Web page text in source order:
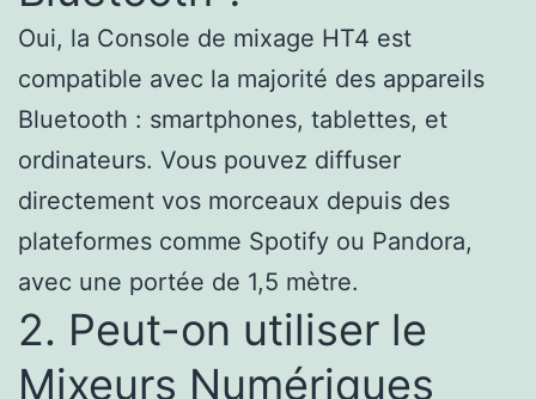
Oui, la Console de mixage HT4 est
compatible avec la majorité des appareils
Bluetooth : smartphones, tablettes, et
ordinateurs. Vous pouvez diffuser
directement vos morceaux depuis des
plateformes comme Spotify ou Pandora,
avec une portée de 1,5 mètre.
2. Peut-on utiliser le
Mixeurs Numériques